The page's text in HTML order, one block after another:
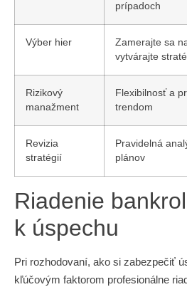
prípadoch
Výber hier
Zamerajte sa
vytvárajte
Rizikový
manažment
Flexibilnosť a
trendom
Revizia
stratégií
Pravidelná
plánov
Riadenie
k úspechu
Pri rozhodovaní, ako si zabezpečiť
kľúčovým faktorom profesionálne